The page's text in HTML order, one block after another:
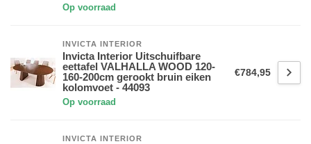
Op voorraad
INVICTA INTERIOR
Invicta Interior Uitschuifbare
eettafel VALHALLA WOOD 120-
160-200cm gerookt bruin eiken
kolomvoet - 44093
Op voorraad
€784,95
INVICTA INTERIOR